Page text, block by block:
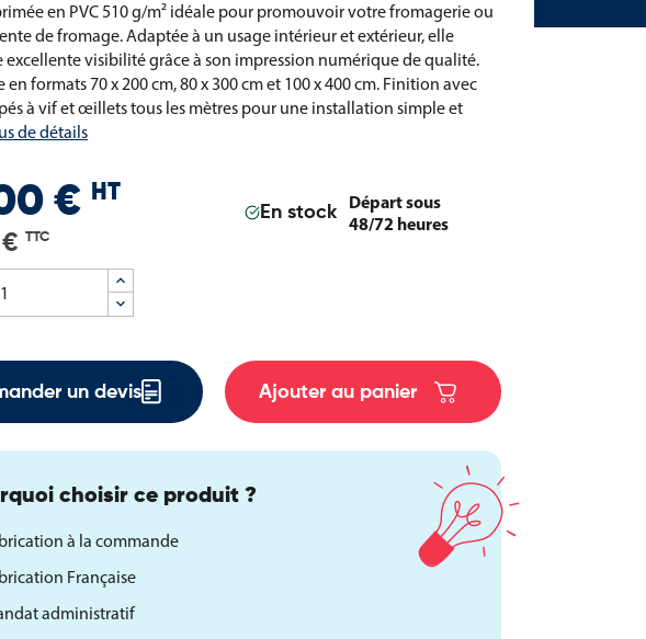
en PVC 510 g/m² idéale pour promouvoir votre fromagerie ou
de fromage. Adaptée à un usage intérieur et extérieur, elle
excellente visibilité grâce à son impression numérique de qualité.
formats 70 x 200 cm, 80 x 300 cm et 100 x 400 cm. Finition avec
à vif et œillets tous les mètres pour une installation simple et
de détails
€ HT
TTC
En stock
Départ sous
48/72 heures
un devis Ajouter au panier
choisir ce produit ?
à la commande
Française
administratif